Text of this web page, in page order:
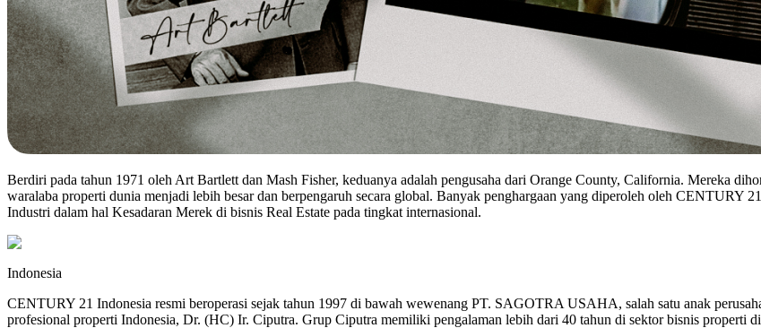
Berdiri pada tahun 1971 oleh Art Bartlett dan Mash Fisher, keduanya adalah pengusaha dari Orange County, California. Mereka
waralaba properti dunia menjadi lebih besar dan berpengaruh secara global. Banyak penghargaan yang diperoleh oleh CENTURY
Industri dalam hal Kesadaran Merek di bisnis Real Estate pada tingkat internasional.
Indonesia
CENTURY 21 Indonesia resmi beroperasi sejak tahun 1997 di bawah wewenang PT. SAGOTRA USAHA, salah satu anak
profesional properti Indonesia, Dr. (HC) Ir. Ciputra. Grup Ciputra memiliki pengalaman lebih dari 40 tahun di sektor bisnis properti